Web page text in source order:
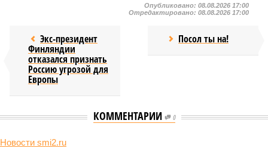
Опубликовано: 08.08.2026 17:00
Отредактировано: 08.08.2026 17:00
Экс-президент
Финляндии
отказался признать
Россию угрозой для
Европы
Посол ты на!
КОММЕНТАРИИ 0
Новости smi2.ru